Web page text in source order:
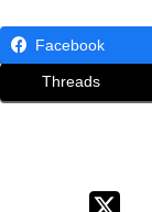
Facebook
Threads